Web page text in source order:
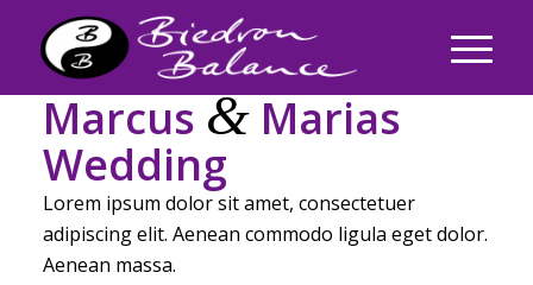
Marcus &Marias
Wedding
Lorem ipsum dolor sit amet, consectetuer
adipiscing elit. Aenean commodo ligula eget dolor.
Aenean massa.